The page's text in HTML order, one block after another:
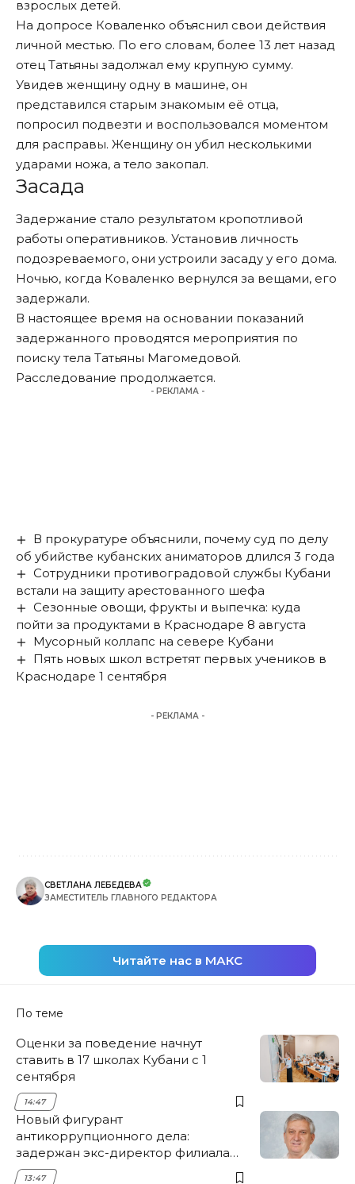
взрослых детей.
На допросе Коваленко объяснил свои действия
личной местью. По его словам, более 13 лет назад
отец Татьяны задолжал ему крупную сумму.
Увидев женщину одну в машине, он
представился старым знакомым её отца,
попросил подвезти и воспользовался моментом
для расправы. Женщину он убил несколькими
ударами ножа, а тело закопал.
Засада
Задержание стало результатом кропотливой
работы оперативников. Установив личность
подозреваемого, они устроили засаду у его дома.
Ночью, когда Коваленко вернулся за вещами, его
задержали.
В настоящее время на основании показаний
задержанного проводятся мероприятия по
поиску тела Татьяны Магомедовой.
Расследование продолжается.
- РЕКЛАМА -
В прокуратуре объяснили, почему суд по делу
об убийстве кубанских аниматоров длился 3 года
Сотрудники противоградовой службы Кубани
встали на защиту арестованного шефа
Сезонные овощи, фрукты и выпечка: куда
пойти за продуктами в Краснодаре 8 августа
Мусорный коллапс на севере Кубани
Пять новых школ встретят первых учеников в
Краснодаре 1 сентября
- РЕКЛАМА -
СВЕТЛАНА ЛЕБЕДЕВА
ЗАМЕСТИТЕЛЬ ГЛАВНОГО РЕДАКТОРА
Читайте нас в МАКС
По теме
Оценки за поведение начнут
ставить в 17 школах Кубани с 1
сентября
14:47
Новый фигурант
антикоррупционного дела:
задержан экс-директор филиала
НЭСК Крымска
13:47